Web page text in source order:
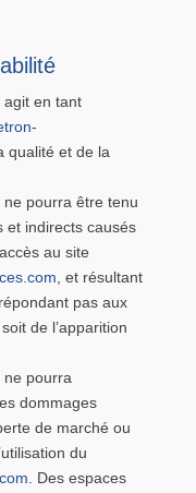
agit en tant
qualité et de la
ne pourra être tenu
et indirects causés
au site
, et résultant
pas aux
de l’apparition
ne pourra
dommages
de marché ou
du
. Des espaces